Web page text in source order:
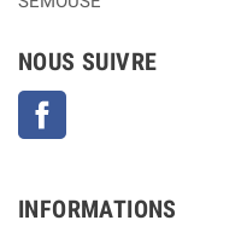
NOUS SUIVRE
INFORMATIONS